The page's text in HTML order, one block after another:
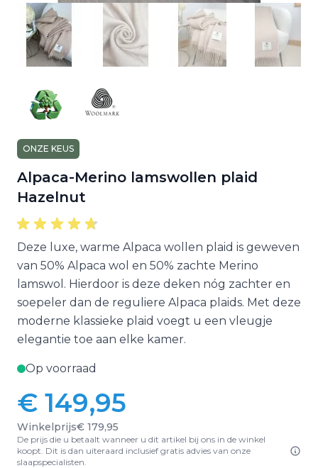
ONZE KEUS
Alpaca-Merino lamswollen plaid
Hazelnut
Deze luxe, warme Alpaca wollen plaid is geweven
van 50% Alpaca wol en 50% zachte Merino
lamswol. Hierdoor is deze deken nóg zachter en
soepeler dan de reguliere Alpaca plaids. Met deze
moderne klassieke plaid voegt u een vleugje
elegantie toe aan elke kamer.
Op voorraad
€ 149,95
Winkelprijs€ 179,95
De prijs die u betaalt wanneer u dit artikel bij ons in de winkel
koopt. Dit is dan uiteraard inclusief gratis advies van onze
slaapspecialisten.